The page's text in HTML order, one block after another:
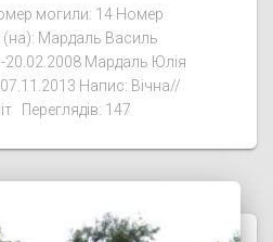
могили: 14 Номер
(на): Мардаль Василь
20.02.2008 Мардаль Юлія
Напис: Вічна//
Переглядів: 147